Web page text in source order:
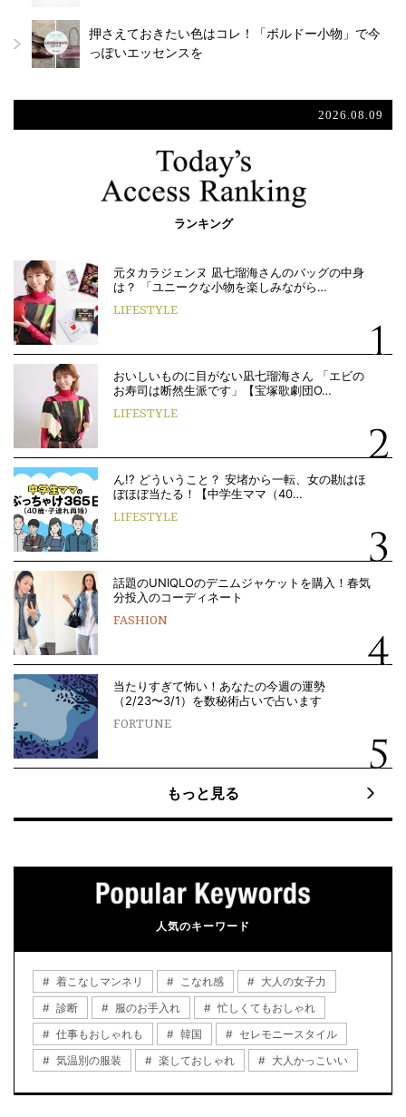
押さえておきたい色はコレ！「ボルドー小物」で今
っぽいエッセンスを
2026.08.09
ランキング
元タカラジェンヌ 凪七瑠海さんのバッグの中身
は？ 「ユニークな小物を楽しみながら…
LIFESTYLE
おいしいものに目がない凪七瑠海さん 「エビの
お寿司は断然生派です」【宝塚歌劇団O…
LIFESTYLE
ん!? どういうこと？ 安堵から一転、女の勘はほ
ぼほぼ当たる！【中学生ママ（40…
LIFESTYLE
話題のUNIQLOのデニムジャケットを購入！春気
分投入のコーディネート
FASHION
当たりすぎて怖い！あなたの今週の運勢
（2/23〜3/1）を数秘術占いで占います
FORTUNE
もっと見る
人気のキーワード
着こなしマンネリ こなれ感
大人の女子力
診断
服のお手入れ
忙しくてもおしゃれ
仕事もおしゃれも
韓国
セレモニースタイル
気温別の服装
楽しておしゃれ 大人かっこいい